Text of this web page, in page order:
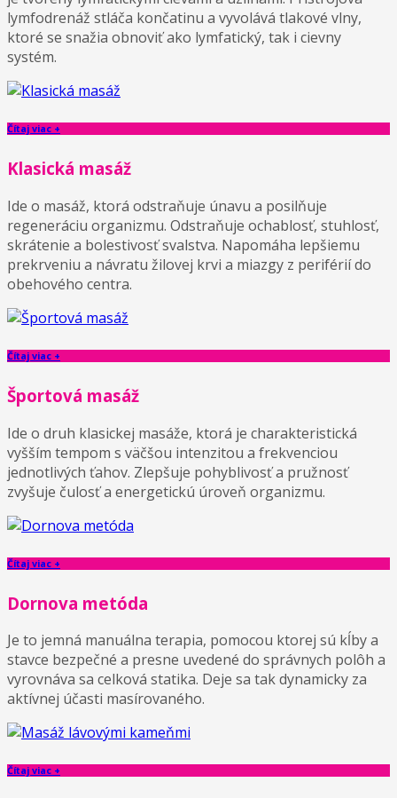
lymfodrenáž stláča končatinu a vyvolává tlakové vlny,
ktoré se snažia obnoviť ako lymfatický, tak i cievny
systém.
Čítaj viac +
Klasická masáž
Ide o masáž, ktorá odstraňuje únavu a posilňuje
regeneráciu organizmu. Odstraňuje ochablosť, stuhlosť,
skrátenie a bolestivosť svalstva. Napomáha lepšiemu
prekrveniu a návratu žilovej krvi a miazgy z periférií do
obehového centra.
Čítaj viac +
Športová masáž
Ide o druh klasickej masáže, ktorá je charakteristická
vyšším tempom s väčšou intenzitou a frekvenciou
jednotlivých ťahov. Zlepšuje pohyblivosť a pružnosť
zvyšuje čulosť a energetickú úroveň organizmu.
Čítaj viac +
Dornova metóda
Je to jemná manuálna terapia, pomocou ktorej sú kĺby a
stavce bezpečné a presne uvedené do správnych polôh a
vyrovnáva sa celková statika. Deje sa tak dynamicky za
aktívnej účasti masírovaného.
Čítaj viac +